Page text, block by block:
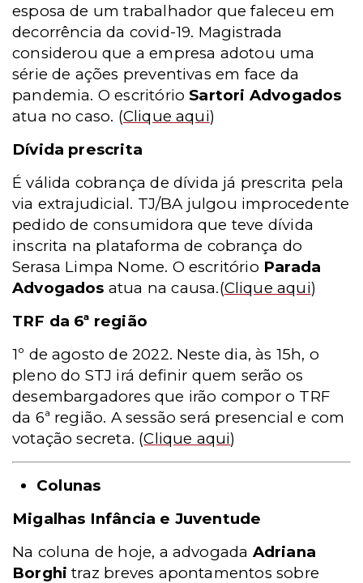
esposa de um trabalhador que faleceu em
decorrência da covid-19. Magistrada
considerou que a empresa adotou uma
série de ações preventivas em face da
pandemia. O escritórioSartori Advogados
atua no caso. (Clique aqui)
Dívida prescrita
É válida cobrança de dívida já prescrita pela
via extrajudicial. TJ/BA julgou improcedente
pedido de consumidora que teve dívida
inscrita na plataforma de cobrança do
Serasa Limpa Nome. O escritório Parada
Advogados atua na causa.(Clique aqui)
TRF da 6ª região
1º de agosto de 2022. Neste dia, às 15h, o
pleno do STJ irá definir quem serão os
desembargadores que irão compor o TRF
da 6ª região. A sessão será presencial e com
votação secreta. (Clique aqui)
Colunas
Migalhas Infância e Juventude
Na coluna de hoje, a advogada Adriana
Borghi traz breves apontamentos sobre